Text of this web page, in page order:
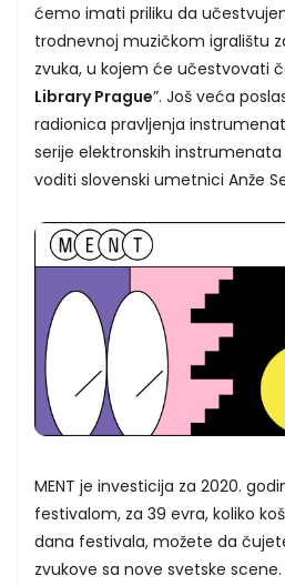
ćemo imati priliku da
trodnevnoj muzičkom igralištu
zvuka, u kojem će učestvovati
Library Prague”. Još veća
radionica pravljenja
serije elektronskih instrumenata
voditi slovenski umetnici Anže
MENT je investicija za 2020.
festivalom, za 39 evra, koliko
dana festivala, možete da
zvukove sa nove svetske